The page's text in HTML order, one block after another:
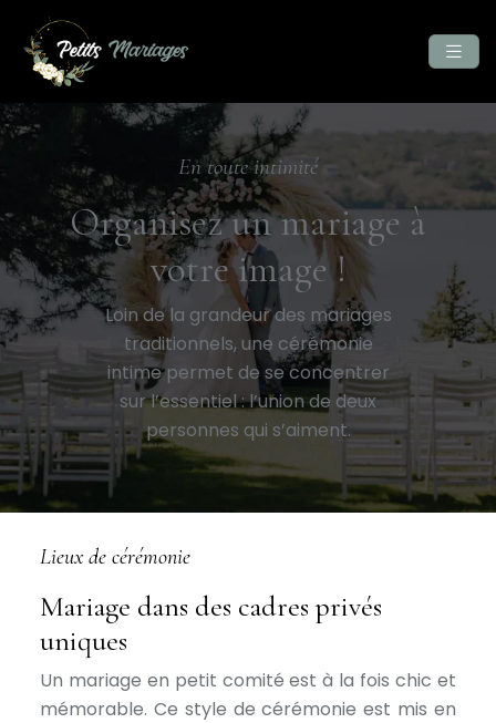
En toute intimité
Organisez un mariage à
votre image !
Loin de la grandeur des mariages
traditionnels, une cérémonie
intime permet de se concentrer
sur l’essentiel : l’union de deux
personnes qui s’aiment.
Lieux de cérémonie
Mariage dans des cadres privés
uniques
Un mariage en petit comité est à la fois chic et
mémorable. Ce style de cérémonie est mis en